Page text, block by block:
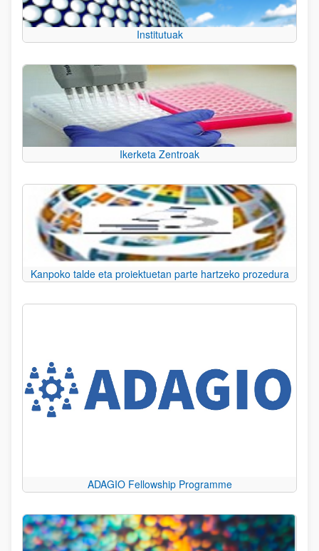
Institutuak
Ikerketa Zentroak
Kanpoko talde eta proiektuetan parte hartzeko prozedura
ADAGIO Fellowship Programme